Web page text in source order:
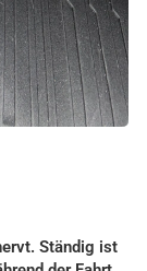
Ständig ist